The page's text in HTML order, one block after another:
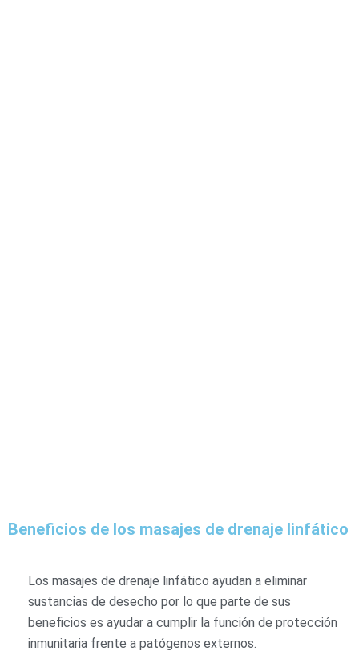
Beneficios de los masajes de drenaje linfático
Los masajes de drenaje linfático ayudan a eliminar
sustancias de desecho por lo que parte de sus
beneficios es ayudar a cumplir la función de protección
inmunitaria frente a patógenos externos.